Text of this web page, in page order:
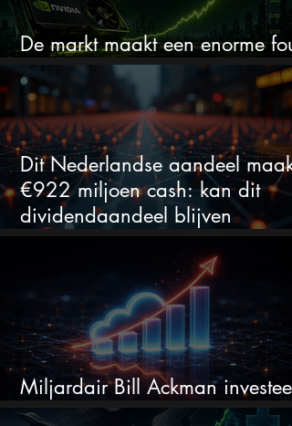
De markt maakt een enorme fout
Dit Nederlandse aandeel maakt
€922 miljoen cash: kan dit
dividendaandeel blijven
verhogen?
Miljardair Bill Ackman investeert
miljarden in dit techaandeel